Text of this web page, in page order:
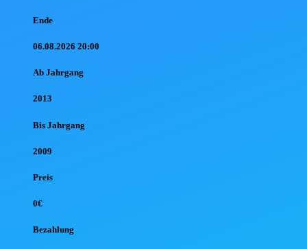
Ende
06.08.2026 20:00
Ab Jahrgang
2013
Bis Jahrgang
2009
Preis
0€
Bezahlung